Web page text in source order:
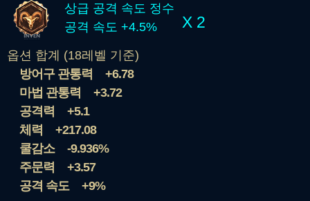
상급 공격 속도 정수
공격 속도 +4.5%
X 2
옵션 합계 (18레벨 기준)
방어구 관통력
+6.78
마법 관통력
+3.72
공격력
+5.1
체력
+217.08
쿨감소
-9.936%
주문력
+3.57
공격 속도
+9%